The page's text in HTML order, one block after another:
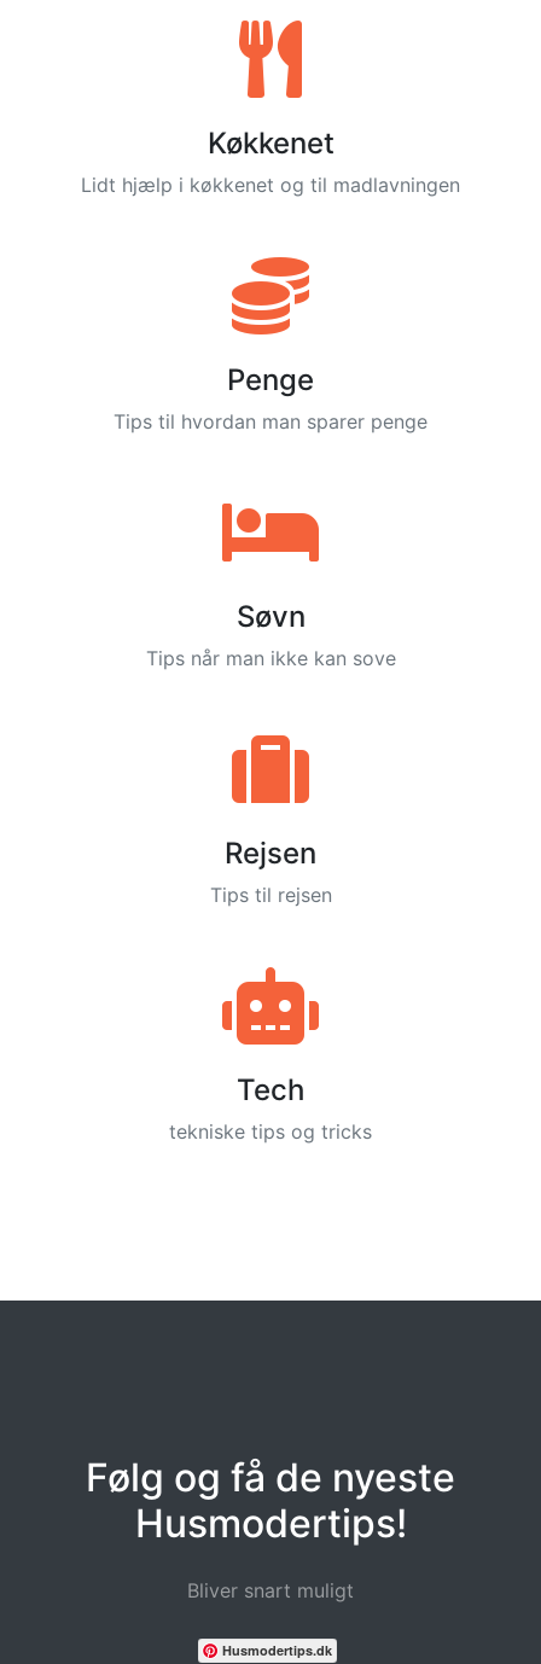
Køkkenet
Lidt hjælp i køkkenet og til madlavningen
Penge
Tips til hvordan man sparer penge
Søvn
Tips når man ikke kan sove
Rejsen
Tips til rejsen
Tech
tekniske tips og tricks
Følg og få de nyeste
Husmodertips!
Bliver snart muligt
Husmodertips.dk